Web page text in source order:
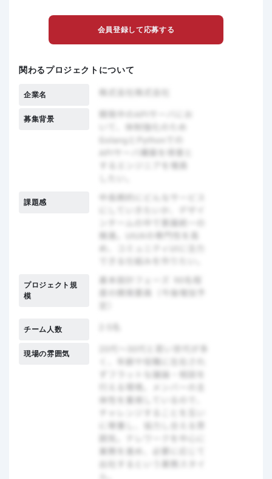
会員登録して応募する
関わるプロジェクトについて
企業名
募集背景
課題感
プロジェクト規
模
チーム人数
現場の雰囲気